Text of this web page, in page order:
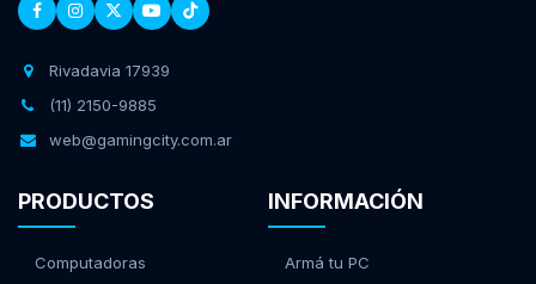
Rivadavia 17939
(11) 2150-9885
web@gamingcity.com.ar
PRODUCTOS
Computadoras
INFORMACIÓN
Armá tu PC